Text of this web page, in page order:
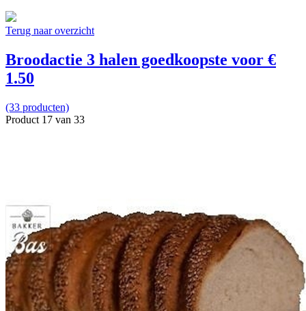
Terug naar overzicht
Broodactie 3 halen goedkoopste voor €
1.50
(33 producten)
Product 17 van 33